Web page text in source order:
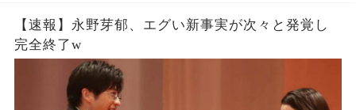
【速報】永野芽郁、エグい新事実が次々と発覚し
完全終了w